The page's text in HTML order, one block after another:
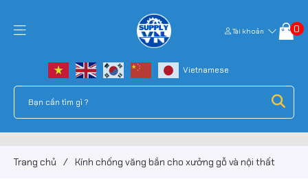
Tài khoản 0
Trang chủ / Kính chống văng bắn cho xưởng gỗ và nội thất